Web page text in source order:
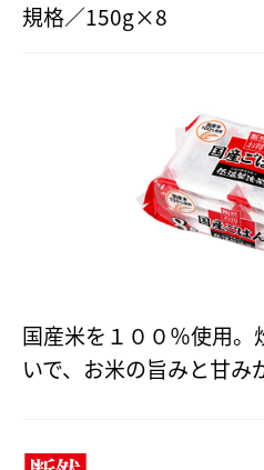
規格／150g×8
国産米を１００％使用
いで、お米の旨みと甘み